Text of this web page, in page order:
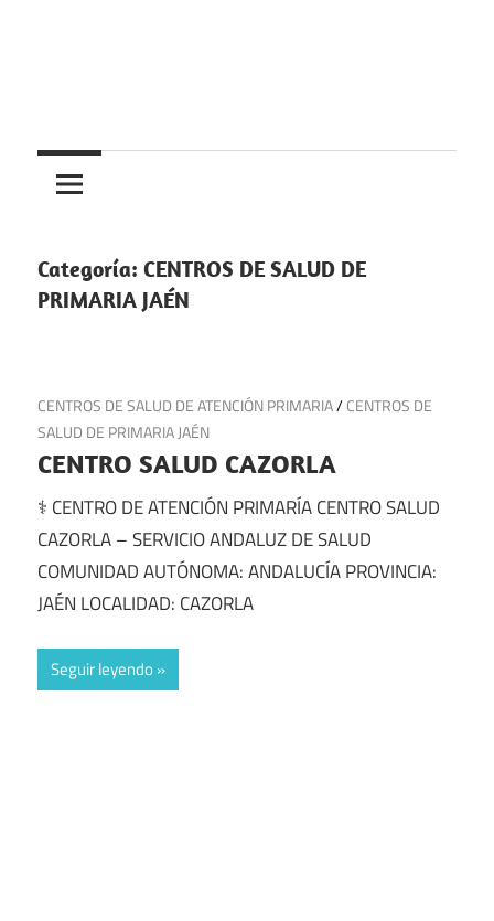
Centros
medicos
médicos,
centros
y
de
España
Categoría: CENTROS DE SALUD DE
PRIMARIA JAÉN
22 de julio de 2025
CENTROS DE SALUD DE ATENCIÓN PRIMARIA/CENTROS DE
SALUD DE PRIMARIA JAÉN
CENTRO SALUD CAZORLA
⚕️ CENTRO DE ATENCIÓN PRIMARÍA CENTRO SALUD
CAZORLA – SERVICIO ANDALUZ DE SALUD
COMUNIDAD AUTÓNOMA: ANDALUCÍA PROVINCIA:
JAÉN LOCALIDAD: CAZORLA
Seguir leyendo